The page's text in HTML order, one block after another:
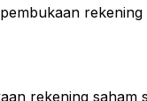
rekening
rekening saham